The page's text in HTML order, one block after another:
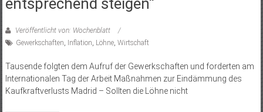
Veröffentlicht von: Wochenblatt
Gewerkschaften, Inflation, Löhne, Wirtschaft
Tausende folgten dem Aufruf der Gewerkschaften und forderten am
Internationalen Tag der Arbeit Maßnahmen zur Eindämmung des
Kaufkraftverlusts Madrid – Sollten die Löhne nicht